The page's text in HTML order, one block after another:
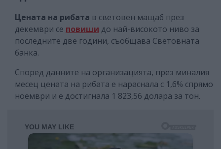
Цената на рибата в световен мащаб през
декември се повиши до най-високото ниво за
последните две години, съобщава Световната
банка.
Според данните на организацията, през миналия
месец цената на рибата е нараснала с 1,6% спрямо
ноември и е достигнала 1 823,56 долара за тон.